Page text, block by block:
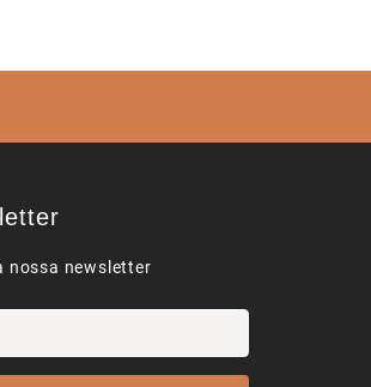
nossa newsletter